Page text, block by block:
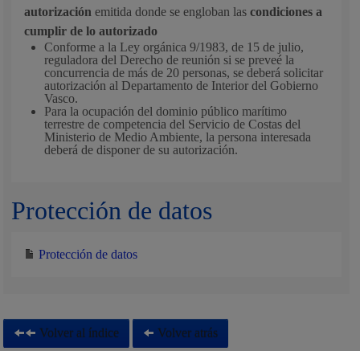
autorizaciónemitida donde se engloban lascondiciones a
cumplir de lo autorizado
Conforme a la Ley orgánica 9/1983, de 15 de julio,
reguladora del Derecho de reunión si se preveé la
concurrencia de más de 20 personas, se deberá solicitar
autorización al Departamento de Interior del Gobierno
Vasco.
Para la ocupación del dominio público marítimo
terrestre de competencia del Servicio de Costas del
Ministerio de Medio Ambiente, la persona interesada
deberá de disponer de su autorización.
Protección de datos
Protección de datos
Volver al índice Volver atrás